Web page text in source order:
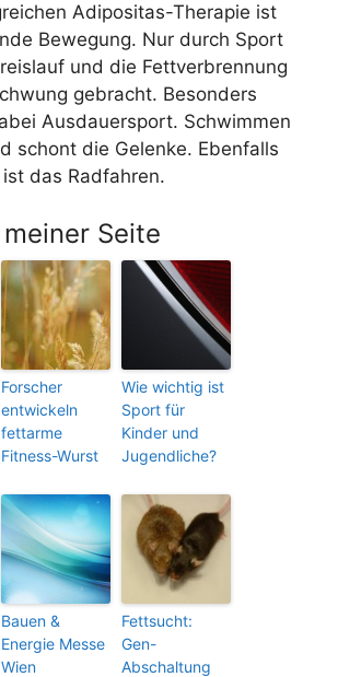
Adipositas-Therapie ist
Bewegung. Nur durch Sport
und die Fettverbrennung
gebracht. Besonders
Ausdauersport. Schwimmen
schont die Gelenke. Ebenfalls
das Radfahren.
Seite
Forscher
entwickeln
fettarme
Fitness-Wurst
Wie wichtig ist
Sport für
Kinder und
Jugendliche?
Bauen &
Energie Messe
Wien
Fettsucht:
Gen-
Abschaltung